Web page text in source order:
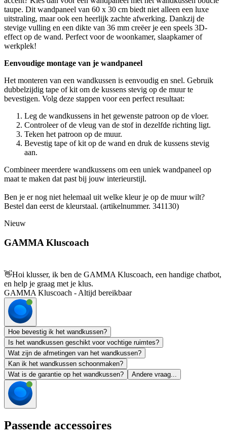
taupe. Dit wandpaneel van 60 x 30 cm biedt niet alleen een luxe
uitstraling, maar ook een heerlijk zachte afwerking. Dankzij de
stevige vulling en een dikte van 36 mm creëer je een speels 3D-
effect op de wand. Perfect voor de woonkamer, slaapkamer of
werkplek!
Eenvoudige montage van je wandpaneel
Het monteren van een wandkussen is eenvoudig en snel. Gebruik
dubbelzijdig tape of kit om de kussens stevig op de muur te
bevestigen. Volg deze stappen voor een perfect resultaat:
Leg de wandkussens in het gewenste patroon op de vloer.
Controleer of de vleug van de stof in dezelfde richting ligt.
Teken het patroon op de muur.
Bevestig tape of kit op de wand en druk de kussens stevig
aan.
Combineer meerdere wandkussens om een uniek wandpaneel op
maat te maken dat past bij jouw interieurstijl.
Ben je er nog niet helemaal uit welke kleur je op de muur wilt?
Bestel dan eerst de kleurstaal. (artikelnummer. 341130)
Nieuw
GAMMA Kluscoach
👋Hoi klusser, ik ben de GAMMA Kluscoach, een handige chatbot,
en help je graag met je klus.
GAMMA Kluscoach - Altijd bereikbaar
Hoe bevestig ik het wandkussen?
Is het wandkussen geschikt voor vochtige ruimtes?
Wat zijn de afmetingen van het wandkussen?
Kan ik het wandkussen schoonmaken?
Wat is de garantie op het wandkussen?
Andere vraag...
Passende accessoires